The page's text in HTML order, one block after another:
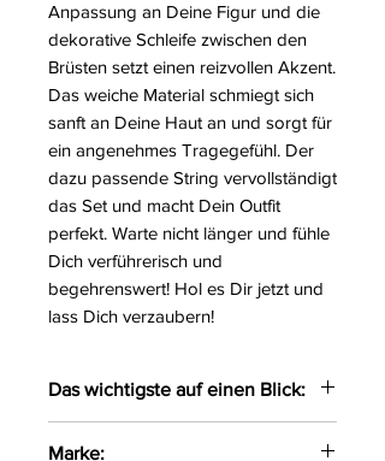
Anpassung an Deine Figur und die
dekorative Schleife zwischen den
Brüsten setzt einen reizvollen Akzent.
Das weiche Material schmiegt sich
sanft an Deine Haut an und sorgt für
ein angenehmes Tragegefühl. Der
dazu passende String vervollständigt
das Set und macht Dein Outfit
perfekt. Warte nicht länger und fühle
Dich verführerisch und
begehrenswert! Hol es Dir jetzt und
lass Dich verzaubern!
Das wichtigste auf einen Blick:
Marke: